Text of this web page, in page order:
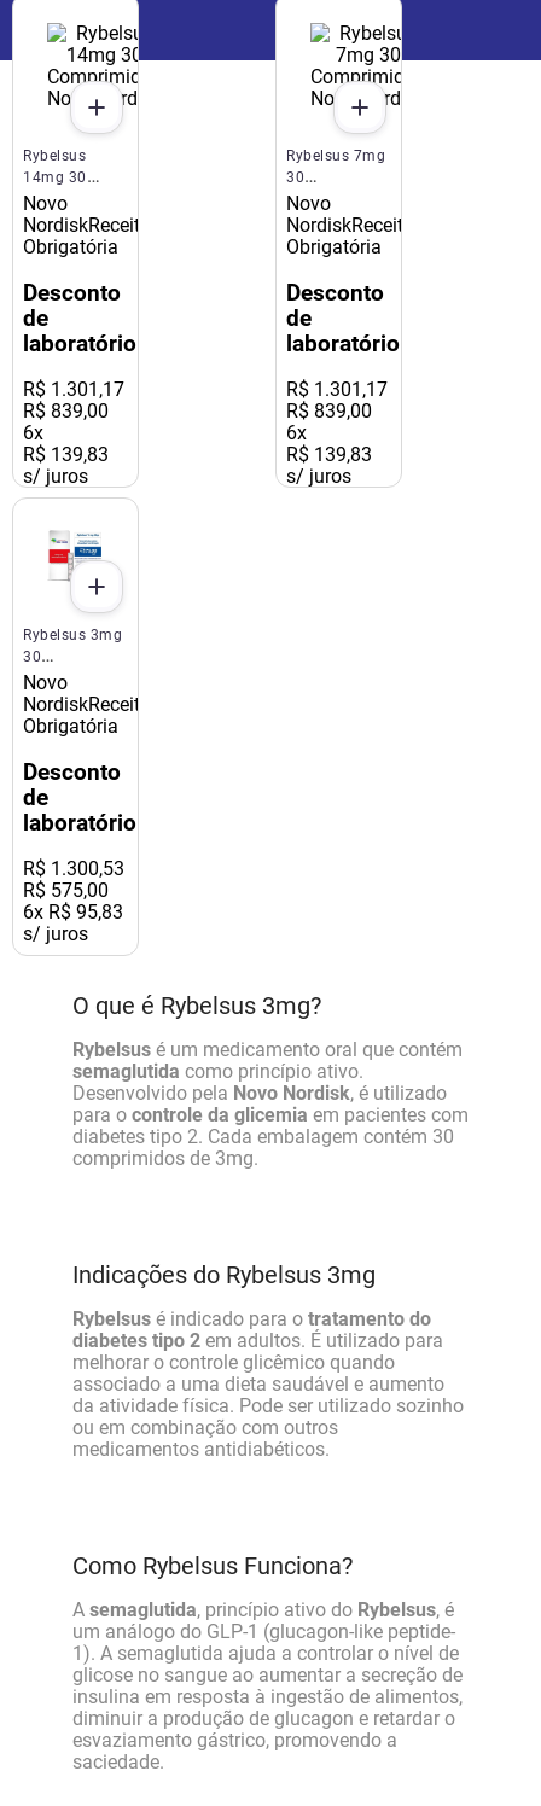
Rybelsus
14mg 30
Comprimidos
Novo Nordisk
Novo
NordiskReceita
Obrigatória
Desconto
de
laboratório
R$ 1 .301 ,17
R$ 839,00
6x
R$ 139,83
s/ juros
Rybelsus 7mg
30
Comprimidos
Novo Nordisk
Novo
NordiskReceita
Obrigatória
Desconto
de
laboratório
R$ 1 .301 ,17
R$ 839,00
6x
R$ 139,83
s/ juros
Rybelsus 3mg
30
Comprimidos
Novo Nordisk
Novo
NordiskReceita
Obrigatória
Desconto
de
laboratório
R$ 1 .300,53
R$ 575,00
6x R$ 95,83
s/ juros
O que é Rybelsus 3mg?
Rybelsus é um medicamento oral que contém
semaglutida como princípio ativo.
Desenvolvido pela Novo Nordisk, é utilizado
para o controle da glicemia em pacientes com
diabetes tipo 2. Cada embalagem contém 30
comprimidos de 3mg.
Indicações do Rybelsus 3mg
Rybelsus é indicado para o tratamento do
diabetes tipo 2 em adultos. É utilizado para
melhorar o controle glicêmico quando
associado a uma dieta saudável e aumento
da atividade física. Pode ser utilizado sozinho
ou em combinação com outros
medicamentos antidiabéticos.
Como Rybelsus Funciona?
A semaglutida, princípio ativo do Rybelsus, é
um análogo do GLP-1 (glucagon-like peptide-
1). A semaglutida ajuda a controlar o nível de
glicose no sangue ao aumentar a secreção de
insulina em resposta à ingestão de alimentos,
diminuir a produção de glucagon e retardar o
esvaziamento gástrico, promovendo a
saciedade.